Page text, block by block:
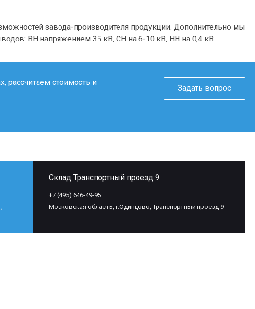
завода-производителя продукции. Дополнительно мы
ВН напряжением 35 кВ, СН на 6-10 кВ, НН на 0,4 кВ.
рассчитаем стоимость и
Задать вопрос
Склад Транспортный проезд 9
+7 (495) 646-49-95
Московская область, г.Одинцово, Транспортный проезд 9